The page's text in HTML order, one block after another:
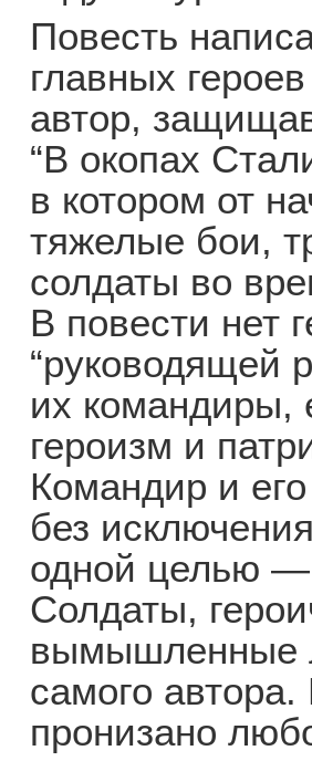
Повесть
главных
автор,
“В окопах
в котором от
тяжелые бои,
солдаты во
В повести нет
“руководящей
их командиры,
героизм и
Командир и
без
одной целью —
Солдаты,
вымышленные
самого
пронизано